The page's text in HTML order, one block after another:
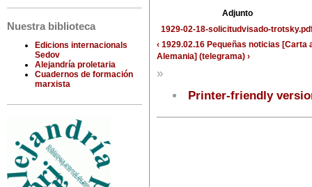
Nuestra biblioteca
Edicions internacionals
Sedov
Alejandría proletaria
Cuadernos de formación
marxista
Adjunto
1929-02-18-solicitudvisado-
‹ 1929.02.16 Pequeñas noticias [Carta
Alemania] (telegrama) ›
»
Printer-friendly